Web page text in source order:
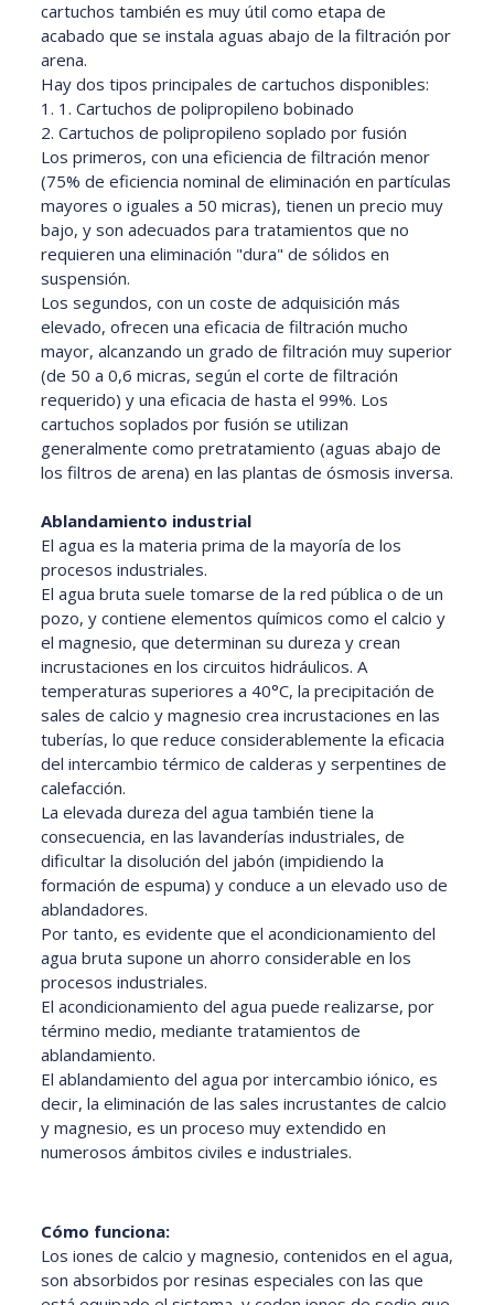
cartuchos también es muy útil como etapa de
acabado que se instala aguas abajo de la filtración por
arena.
Hay dos tipos principales de cartuchos disponibles:
1. 1. Cartuchos de polipropileno bobinado
2. Cartuchos de polipropileno soplado por fusión
Los primeros, con una eficiencia de filtración menor
(75% de eficiencia nominal de eliminación en partículas
mayores o iguales a 50 micras), tienen un precio muy
bajo, y son adecuados para tratamientos que no
requieren una eliminación "dura" de sólidos en
suspensión.
Los segundos, con un coste de adquisición más
elevado, ofrecen una eficacia de filtración mucho
mayor, alcanzando un grado de filtración muy superior
(de 50 a 0,6 micras, según el corte de filtración
requerido) y una eficacia de hasta el 99%. Los
cartuchos soplados por fusión se utilizan
generalmente como pretratamiento (aguas abajo de
los filtros de arena) en las plantas de ósmosis inversa.
Ablandamiento industrial
El agua es la materia prima de la mayoría de los
procesos industriales.
El agua bruta suele tomarse de la red pública o de un
pozo, y contiene elementos químicos como el calcio y
el magnesio, que determinan su dureza y crean
incrustaciones en los circuitos hidráulicos. A
temperaturas superiores a 40°C, la precipitación de
sales de calcio y magnesio crea incrustaciones en las
tuberías, lo que reduce considerablemente la eficacia
del intercambio térmico de calderas y serpentines de
calefacción.
La elevada dureza del agua también tiene la
consecuencia, en las lavanderías industriales, de
dificultar la disolución del jabón (impidiendo la
formación de espuma) y conduce a un elevado uso de
ablandadores.
Por tanto, es evidente que el acondicionamiento del
agua bruta supone un ahorro considerable en los
procesos industriales.
El acondicionamiento del agua puede realizarse, por
término medio, mediante tratamientos de
ablandamiento.
El ablandamiento del agua por intercambio iónico, es
decir, la eliminación de las sales incrustantes de calcio
y magnesio, es un proceso muy extendido en
numerosos ámbitos civiles e industriales.
Cómo funciona:
Los iones de calcio y magnesio, contenidos en el agua,
son absorbidos por resinas especiales con las que